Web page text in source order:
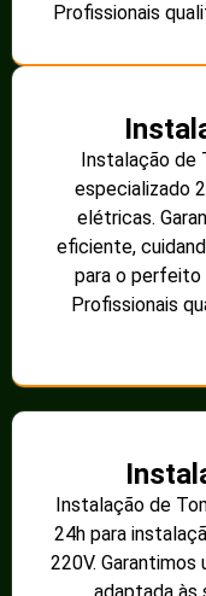
Profissionais
Instalação de
especializado
elétricas.
eficiente,
para o perfeito
Profissionais
Instalação de
24h para
220V.